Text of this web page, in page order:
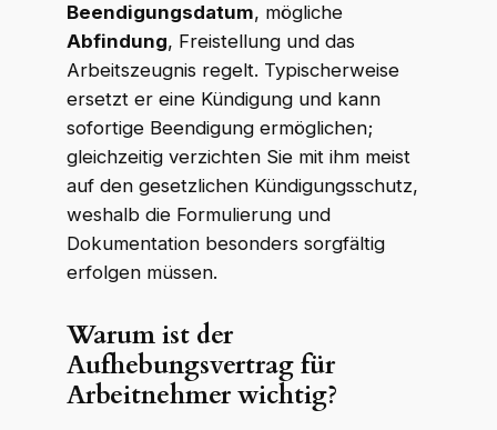
Beendigungsdatum, mögliche
Abfindung, Freistellung und das
Arbeitszeugnis regelt. Typischerweise
ersetzt er eine Kündigung und kann
sofortige Beendigung ermöglichen;
gleichzeitig verzichten Sie mit ihm meist
auf den gesetzlichen Kündigungsschutz,
weshalb die Formulierung und
Dokumentation besonders sorgfältig
erfolgen müssen.
Warum ist der
Aufhebungsvertrag für
Arbeitnehmer wichtig?